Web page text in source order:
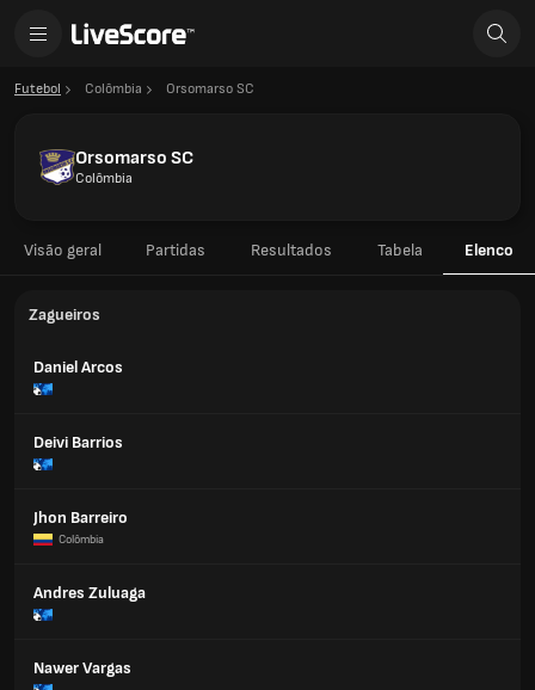
Futebol Colômbia Orsomarso SC
Orsomarso SC
Colômbia
Visão geral Partidas Resultados Tabela Elenco
Zagueiros
Daniel Arcos
Deivi Barrios
Jhon Barreiro
Colômbia
Andres Zuluaga
Nawer Vargas